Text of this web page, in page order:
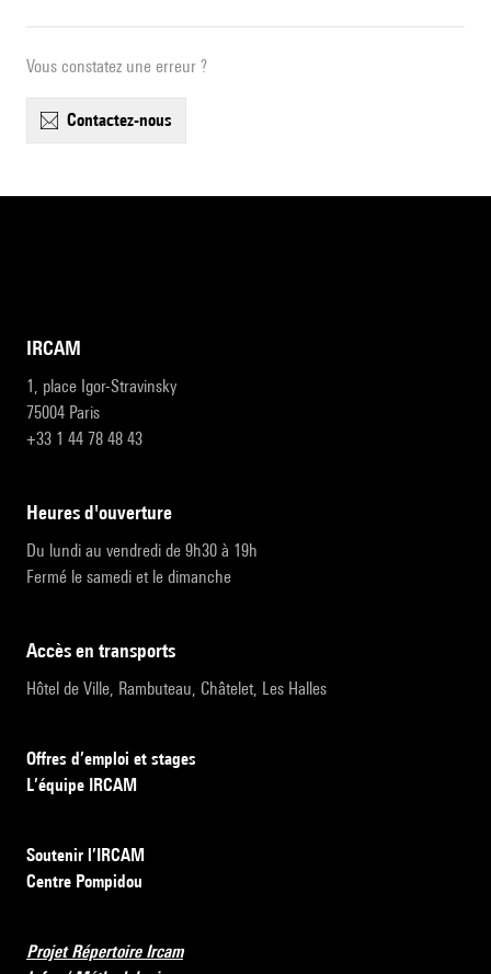
Vous constatez une erreur ?
contactez-nous
IRCAM
1, place Igor-Stravinsky
75004 Paris
+33 1 44 78 48 43
heures d'ouverture
Du lundi au vendredi de 9h30 à 19h
Fermé le samedi et le dimanche
accès en transports
Hôtel de Ville, Rambuteau, Châtelet, Les Halles
Offres d’emploi et stages
L’équipe IRCAM
Soutenir l’IRCAM
Centre Pompidou
Projet Répertoire Ircam